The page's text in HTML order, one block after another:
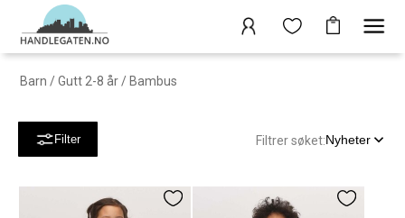
Barn /Gutt 2-8 år / Bambus
Filter Filtrer søket:Nyheter